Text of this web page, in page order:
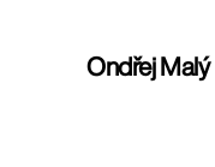
Ondřej Malý